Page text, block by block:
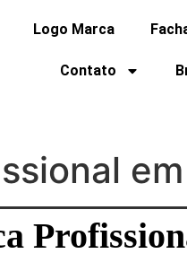
Logo Marca
Contato